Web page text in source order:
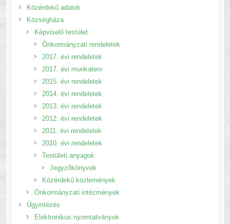
Közérdekű adatok
Községháza
Képviselő testület
Önkormányzati rendeletek
2017. évi rendeletek
2017. évi munkaterv
2015. évi rendeletek
2014. évi rendeletek
2013. évi rendeletek
2012. évi rendeletek
2011. évi rendeletek
2010. évi rendeletek
Testületi anyagok
Jegyzőkönyvek
Közérdekű közlemények
Önkormányzati intézmények
Ügyintézés
Elektronikus nyomtatványok